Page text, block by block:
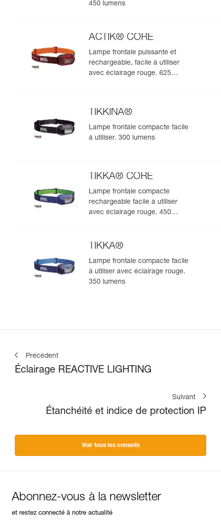
450 lumens
ACTIK® CORE
Lampe frontale puissante et
rechargeable, facile à utiliser
avec éclairage rouge. 625
TIKKINA®
Lampe frontale compacte facile
à utiliser. 300 lumens
TIKKA® CORE
Lampe frontale compacte
rechargeable facile à utiliser
avec éclairage rouge. 450
TIKKA®
Lampe frontale compacte facile
à utiliser avec éclairage rouge.
350 lumens
Précédent
Éclairage REACTIVE LIGHTING
Suivant
Étanchéité et indice de protection IP
Voir tous les conseils
Abonnez-vous à la newsletter
et restez connecté à notre actualité